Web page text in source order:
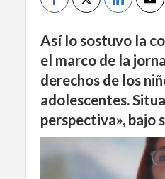
Así lo sostuvo la
el marco de la
derechos de los
adolescentes.
perspectiva», bajo